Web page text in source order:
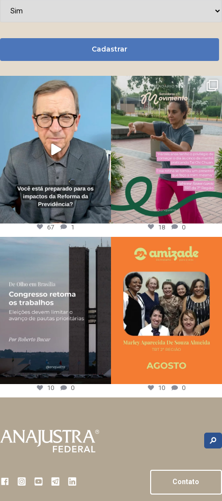
Cadastrar
67 1 18 0
10 0 10 0
Contato